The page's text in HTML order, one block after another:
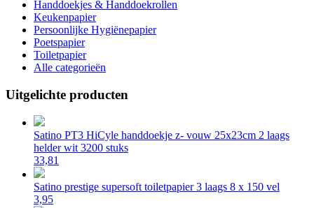
Handdoekjes & Handdoekrollen
Keukenpapier
Persoonlijke Hygiënepapier
Poetspapier
Toiletpapier
Alle categorieën
Uitgelichte producten
Satino PT3 HiCyle handdoekje z- vouw 25x23cm 2 laags
helder wit 3200 stuks
33,81
Satino prestige supersoft toiletpapier 3 laags 8 x 150 vel
3,95